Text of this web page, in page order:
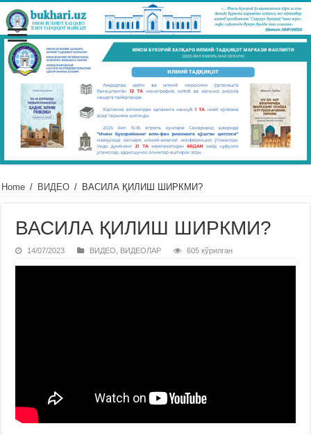
Home / ВИДЕО / ВАСИЛА ҚИЛИШ ШИРКМИ?
ВАСИЛА ҚИЛИШ ШИРКМИ?
14/07/2023 ВИДЕО ВИДЕОЛАР 605 кўрилган